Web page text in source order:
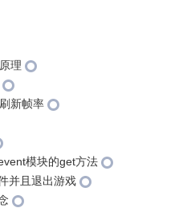
理
新帧率
模块的get方法
并且退出游戏